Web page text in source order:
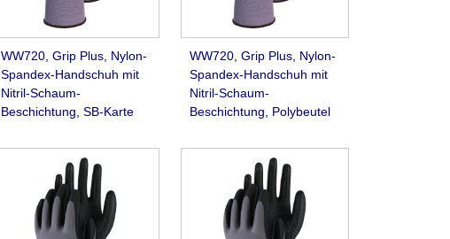
WW720, Grip Plus, Nylon-
Spandex-Handschuh mit
Nitril-Schaum-
Beschichtung, SB-Karte
WW720, Grip Plus, Nylon-
Spandex-Handschuh mit
Nitril-Schaum-
Beschichtung, Polybeutel